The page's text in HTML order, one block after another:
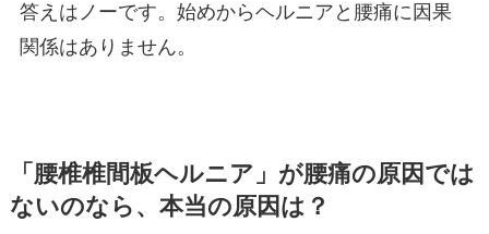
答えはノーです。始めからヘルニアと腰痛に因果
関係はありません。
「腰椎椎間板ヘルニア」が腰痛の原因では
ないのなら、本当の原因は？